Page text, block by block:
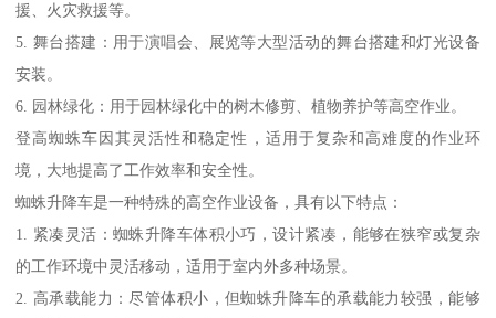
援、火灾救援等。
5. 舞台搭建：用于演唱会、展览等大型活动的舞台搭建和灯光设备
安装。
6. 园林绿化：用于园林绿化中的树木修剪、植物养护等高空作业。
登高蜘蛛车因其灵活性和稳定性，适用于复杂和高难度的作业环
境，大地提高了工作效率和安全性。
蜘蛛升降车是一种特殊的高空作业设备，具有以下特点：
1. 紧凑灵活：蜘蛛升降车体积小巧，设计紧凑，能够在狭窄或复杂
的工作环境中灵活移动，适用于室内外多种场景。
2. 高承载能力：尽管体积小，但蜘蛛升降车的承载能力较强，能够